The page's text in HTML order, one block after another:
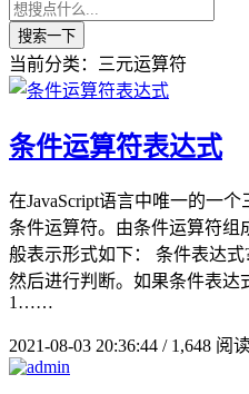
搜索一下
当前分类：三元运算符
条件运算符表达式
在JavaScript语言中唯一的一
条件运算符。由条件运算符组
般表示形式如下： 条件表达
然后进行判断。如果条件表达
1……
2021-08-03 20:36:44 /1,648 阅